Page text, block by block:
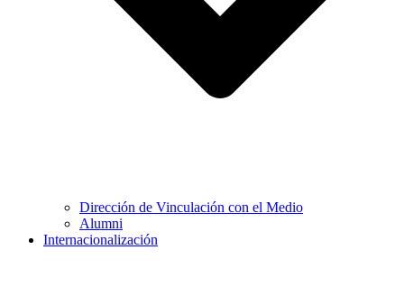
Dirección de Vinculación con el Medio
Alumni
Internacionalización